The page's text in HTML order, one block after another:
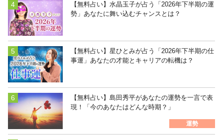
【無料占い】水晶玉子が占う「2026年下半期の運
勢」あなたに舞い込むチャンスとは？
【無料占い】星ひとみが占う「2026年下半期の仕
事運」あなたの才能とキャリアの転機は？
【無料占い】島田秀平があなたの運勢を一言で表
現！「今のあなたはどんな時期？」
運勢